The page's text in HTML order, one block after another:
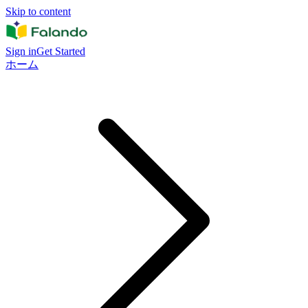
Skip to content
Sign inGet Started
ホーム